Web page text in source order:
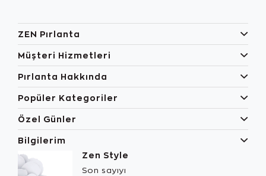
ZEN Pırlanta
Müşteri Hizmetleri
Pırlanta Hakkında
Popüler Kategoriler
Özel Günler
Bilgilerim
Zen Style
Son sayıyı